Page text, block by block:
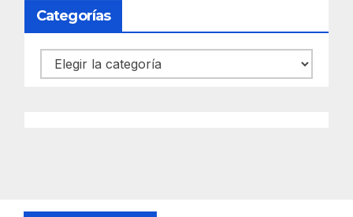
Categorías
Categorías